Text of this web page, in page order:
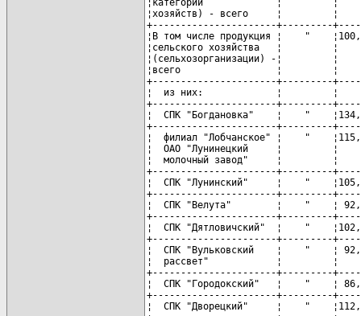
¦категории             ¦
¦хозяйств) - всего     ¦
+----------------------+---------
¦В том числе продукция ¦    "
¦сельского хозяйства   ¦
¦(сельхозорганизации) -¦
¦всего                 ¦         ¦
+----------------------+---------
¦  из них:             ¦         ¦
+----------------------+---------
¦  СПК "Богдановка"    ¦    "
+----------------------+---------
¦  филиал "Лобчанское" ¦    "
¦  ОАО "Лунинецкий     ¦
¦  молочный завод"     ¦
+----------------------+---------
¦  СПК "Лунинский"     ¦    "
+----------------------+---------
¦  СПК "Велута"        ¦    "    ¦
+----------------------+---------
¦  СПК "Дятловичский"  ¦    "
+----------------------+---------
¦  СПК "Вульковский    ¦    "    ¦
¦  рассвет"            ¦
+----------------------+---------
¦  СПК "Городокский"   ¦    "    ¦
+----------------------+---------
¦  СПК "Дворецкий"     ¦    "